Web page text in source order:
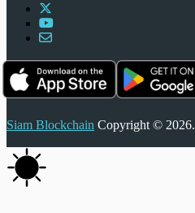
Siam Blockchain Copyright © 2026.